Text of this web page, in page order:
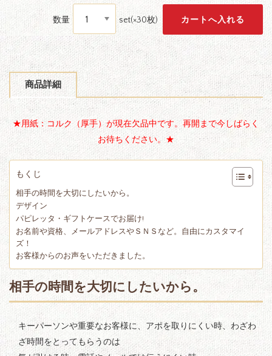
数量 set(×30枚)
商品詳細
★用紙：コルク（厚手）が現在欠品中です。再開まで今しばらく
お待ちください。★
もくじ
相手の時間を大切にしたいから。
デザイン
パピレッタ・ギフトケースでお届け!
お名前や資格、メールアドレスやＳＮＳなど。自由にカスタマイ
ズ！
お客様からのお声をいただきました。
相手の時間を大切にしたいから。
キーパーソンや重要なお客様に、アポを取りにくい時、わざわ
ざ時間をとってもらうのは